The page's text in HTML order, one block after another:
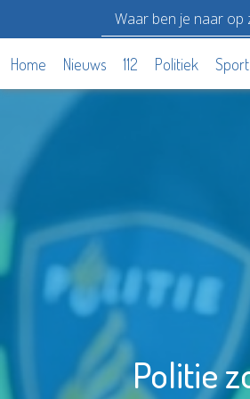
Home Nieuws 112 Politiek Sport
Politie